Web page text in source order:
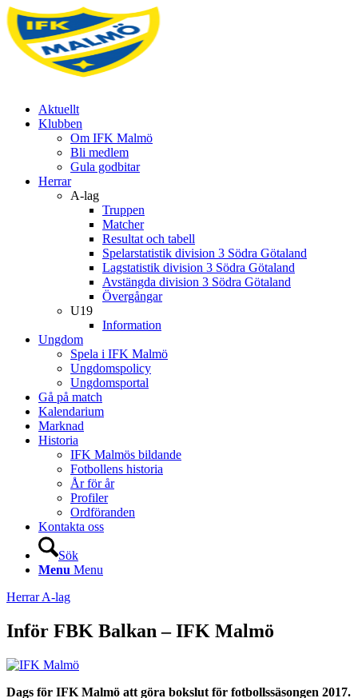
Aktuellt
Klubben
Om IFK Malmö
Bli medlem
Gula godbitar
Herrar
A-lag
Truppen
Matcher
Resultat och tabell
Spelarstatistik division 3 Södra Götaland
Lagstatistik division 3 Södra Götaland
Avstängda division 3 Södra Götaland
Övergångar
U19
Information
Ungdom
Spela i IFK Malmö
Ungdomspolicy
Ungdomsportal
Gå på match
Kalendarium
Marknad
Historia
IFK Malmös bildande
Fotbollens historia
År för år
Profiler
Ordföranden
Kontakta oss
Sök
Menu Menu
Herrar A-lag
Inför FBK Balkan – IFK Malmö
Dags för IFK Malmö att göra bokslut för fotbollssäsongen 2017.